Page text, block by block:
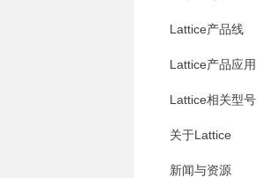
Lattice产品线
Lattice产品应用
Lattice相关型号
关于Lattice
新闻与资源